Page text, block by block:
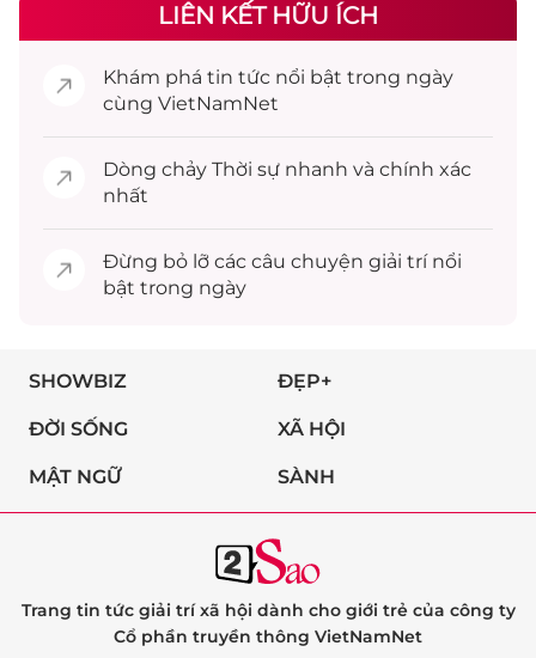
LIÊN KẾT HỮU ÍCH
Khám phá tin tức nổi bật trong ngày
cùng VietNamNet
Dòng chảy Thời sự nhanh và chính xác
nhất
Đừng bỏ lỡ các câu chuyện giải trínổi
bật trong ngày
SHOWBIZ ĐẸP+
ĐỜI SỐNG XÃ HỘI
MẬT NGỮ SÀNH
Trang tin tức giải trí xã hội dành cho giới trẻ của công ty
Cổ phần truyền thông VietNamNet